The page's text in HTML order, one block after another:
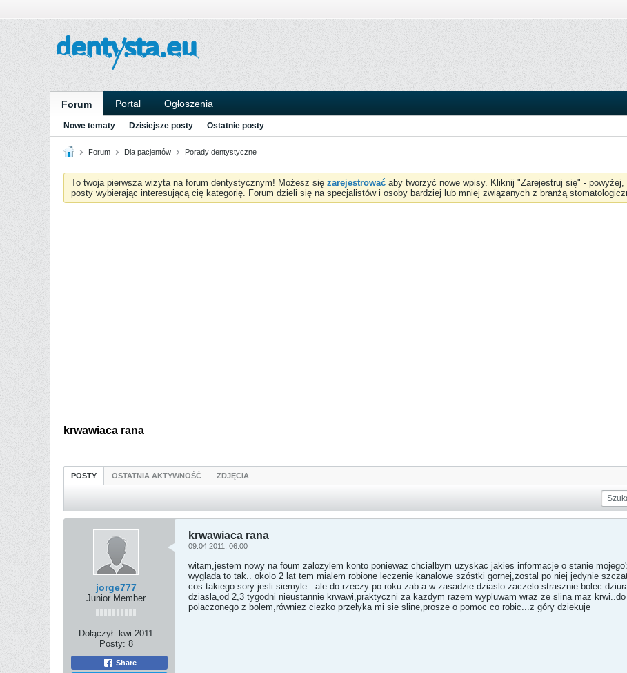
Forum Portal Ogłoszenia
Nowe tematy Dzisiejsze posty Ostatnie posty
Forum Dla pacjentów Porady dentystyczne
To twoja pierwsza wizyta na forum dentystycznym! Możesz się zarejestrować aby tworzyć nowe wpisy. Kliknij "Zarejestruj się" -
posty wybierając interesującą cię kategorię. Forum dzieli się na specjalistów i osoby bardziej lub mniej związanych z branżą
krwawiaca rana
POSTY OSTATNIA AKTYWNOŚĆ ZDJĘCIA
jorge777
Junior Member
Dołączył: kwi 2011
Posty: 8
Share
krwawiaca rana
09.04.2011, 06:00
witam,jestem nowy na foum zalozylem konto poniewaz chcialbym uzyskac jakies informacje o stanie
wyglada to tak.. okolo 2 lat tem mialem robione leczenie kanalowe szóstki gornej,zostal po niej jedynie
cos takiego sory jesli siemyle...ale do rzeczy po roku zab a w zasadzie dziaslo zaczelo strasznie bolec
dziasla,od 2,3 tygodni nieustannie krwawi,praktyczni za kazdym razem wypluwam wraz ze slina maz
polaczonego z bolem,równiez ciezko przelyka mi sie sline,prosze o pomoc co robic...z góry dziekuje